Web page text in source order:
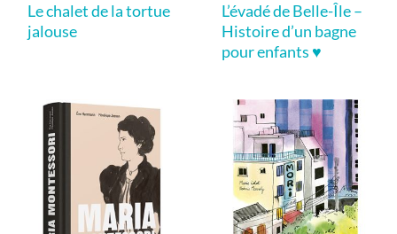
Le chalet de la tortue
jalouse
L’évadé de Belle-Île –
Histoire d’un bagne
pour enfants ♥